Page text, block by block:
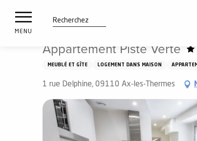
contenu
MENU
Appartement Piste Verte
MEUBLÉ ET GÎTE LOGEMENT DANS MAISON
1 rue Delphine, 09110 Ax-les-Thermes